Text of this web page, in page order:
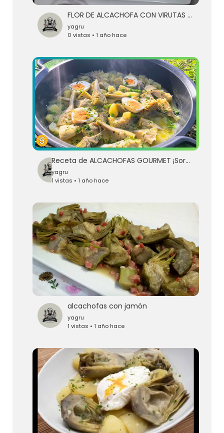
FLOR DE ALCACHOFA CON VIRUTAS DE JAMÓN
yagru
0 vistas • 1 año hace
Receta de ALCACHOFAS GOURMET ¡Sorprende a Todos! 😋 - Recetas de Guille en 5 Minutos
yagru
1 vistas • 1 año hace
alcachofas con jamón
yagru
1 vistas • 1 año hace